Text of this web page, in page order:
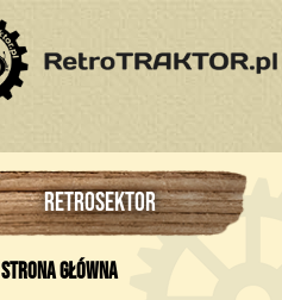
RETROSEKTOR
Strona główna